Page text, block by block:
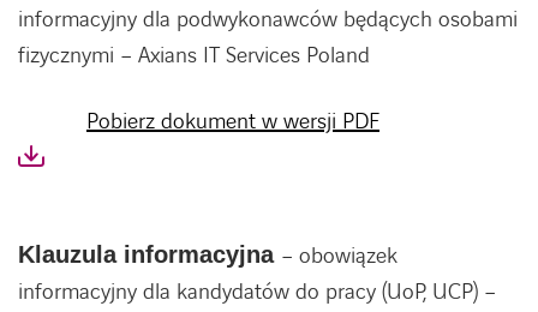
informacyjny dla podwykonawców będących osobami
fizycznymi – Axians IT Services Poland
Pobierz dokument w wersji PDF
Klauzula informacyjna – obowiązek
informacyjny dla kandydatów do pracy (UoP, UCP) –